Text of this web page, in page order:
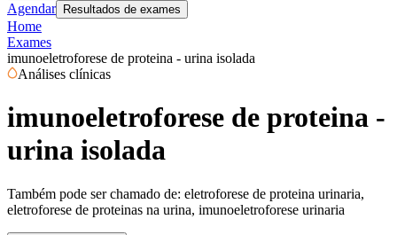
Agendar Resultados de exames
Home
Exames
imunoeletroforese de proteina - urina isolada
Análises clínicas
imunoeletroforese de proteina -
urina isolada
Também pode ser chamado de: eletroforese de proteina urinaria,
eletroforese de proteinas na urina, imunoeletroforese urinaria